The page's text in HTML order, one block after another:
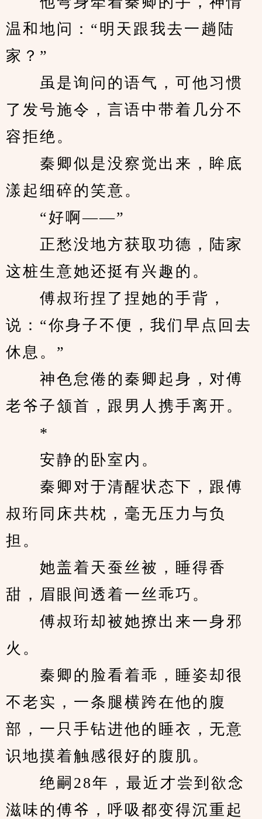
温和地问：“明天跟我去一趟陆
家？”
虽是询问的语气，可他习惯
了发号施令，言语中带着几分不
容拒绝。
秦卿似是没察觉出来，眸底
漾起细碎的笑意。
“好啊——”
正愁没地方获取功德，陆家
这桩生意她还挺有兴趣的。
傅叔珩捏了捏她的手背，
说：“你身子不便，我们早点回去
休息。”
神色怠倦的秦卿起身，对傅
老爷子颔首，跟男人携手离开。
*
安静的卧室内。
秦卿对于清醒状态下，跟傅
叔珩同床共枕，毫无压力与负
担。
她盖着天蚕丝被，睡得香
甜，眉眼间透着一丝乖巧。
傅叔珩却被她撩出来一身邪
火。
秦卿的脸看着乖，睡姿却很
不老实，一条腿横跨在他的腹
部，一只手钻进他的睡衣，无意
识地摸着触感很好的腹肌。
绝嗣28年，最近才尝到欲念
滋味的傅爷，呼吸都变得沉重起